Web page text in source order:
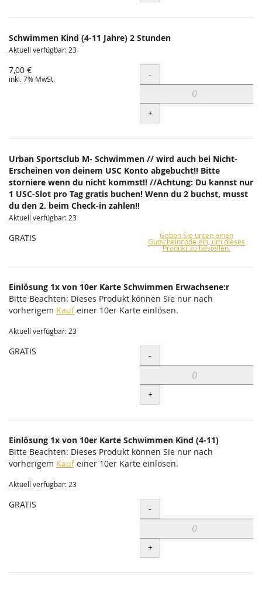
Schwimmen Kind (4-11 Jahre) 2 Stunden
Aktuell verfügbar: 23
7,00 €
inkl. 7% MwSt. Menge
-
+
Urban Sportsclub M- Schwimmen // wird auch bei Nicht-
Erscheinen von deinem USC Konto abgebucht!! Bitte
storniere wenn du nicht kommst!! //Achtung: Du kannst nur
1 USC-Slot pro Tag gratis buchen! Wenn du 2 buchst, musst
du den 2. beim Check-in zahlen!!
Aktuell verfügbar: 23
GRATIS Geben Sie unten einen
Gutscheincode ein, um dieses
Produkt zu bestellen.
Einlösung 1x von 10er Karte Schwimmen Erwachsene:r
Bitte Beachten: Dieses Produkt können Sie nur nach
vorherigem Kaufeiner 10er Karte einlösen.
Aktuell verfügbar: 23
GRATIS Menge
-
+
Einlösung 1x von 10er Karte Schwimmen Kind (4-11)
Bitte Beachten: Dieses Produkt können Sie nur nach
vorherigem Kaufeiner 10er Karte einlösen.
Aktuell verfügbar: 23
GRATIS Menge
-
+